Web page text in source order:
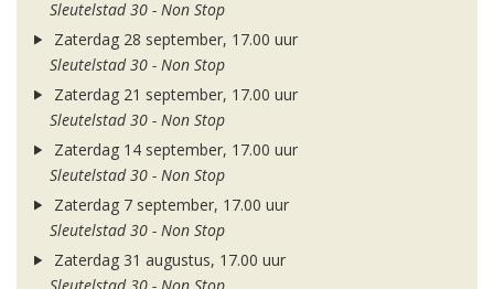
Sleutelstad 30 - Non Stop
Zaterdag 28 september, 17.00 uur
Sleutelstad 30 - Non Stop
Zaterdag 21 september, 17.00 uur
Sleutelstad 30 - Non Stop
Zaterdag 14 september, 17.00 uur
Sleutelstad 30 - Non Stop
Zaterdag 7 september, 17.00 uur
Sleutelstad 30 - Non Stop
Zaterdag 31 augustus, 17.00 uur